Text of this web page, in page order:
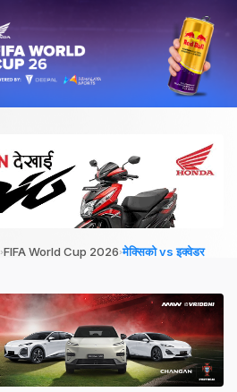
›FIFA World Cup 2026›मेक्सिको vs इक्वेडर